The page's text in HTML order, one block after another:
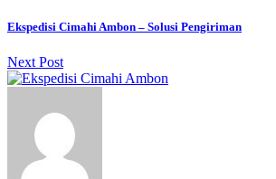
Ekspedisi Cimahi Ambon – Solusi Pengiriman
Next Post